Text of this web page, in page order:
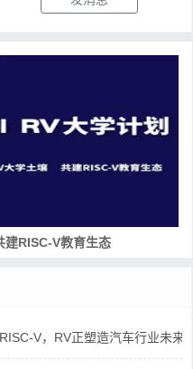
计系列课程
V，RV正塑造汽车行业未来